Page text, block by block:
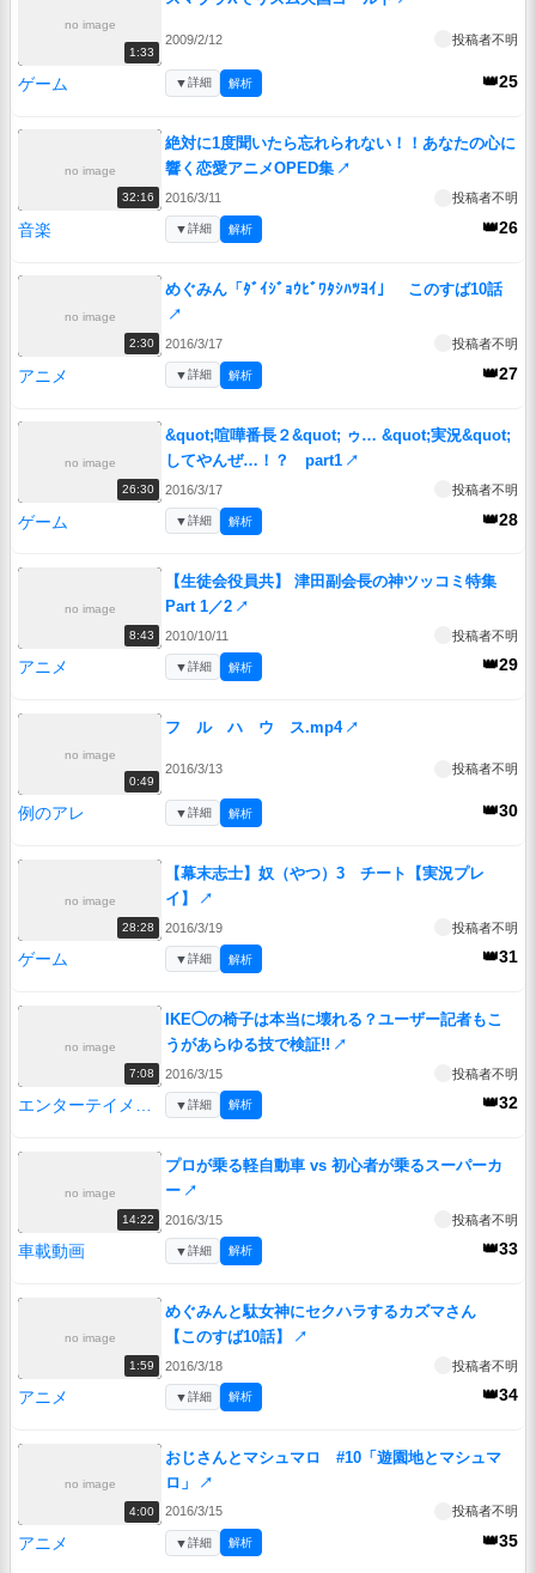
no image
1:33
2009/2/12 投稿者不明
ゲーム 👑25
▼詳細 解析
no image
32:16
絶対に1度聞いたら忘れられない！！あなたの心に
響く恋愛アニメOPED集 ↗
2016/3/11 投稿者不明
音楽 👑26
▼詳細 解析
no image
2:30
めぐみん「ﾀﾞｲｼﾞｮｳﾋﾞﾜﾀｼﾊﾂﾖｲ」 このすば10話
↗
2016/3/17 投稿者不明
アニメ 👑27
▼詳細 解析
no image
26:30
&quot;喧嘩番長２&quot; ゥ… &quot;実況&quot;
してやんぜ…！？ part1 ↗
2016/3/17 投稿者不明
ゲーム 👑28
▼詳細 解析
no image
8:43
【生徒会役員共】 津田副会長の神ツッコミ特集
Part 1／2 ↗
2010/10/11 投稿者不明
アニメ 👑29
▼詳細 解析
no image
0:49
フ ル ハ ウ ス.mp4 ↗
2016/3/13 投稿者不明
例のアレ 👑30
▼詳細 解析
no image
28:28
【幕末志士】奴（やつ）3 チート【実況プレ
イ】
↗
2016/3/19 投稿者不明
ゲーム 👑31
▼詳細 解析
no image
7:08
IKE◯の椅子は本当に壊れる？ユーザー記者もこ
うがあらゆる技で検証!! ↗
2016/3/15 投稿者不明
エンターテイメント 👑32
▼詳細 解析
no image
14:22
プロが乗る軽自動車 vs 初心者が乗るスーパーカ
ー ↗
2016/3/15 投稿者不明
車載動画 👑33
▼詳細 解析
no image
1:59
めぐみんと駄女神にセクハラするカズマさん
【このすば10話】
↗
2016/3/18 投稿者不明
アニメ 👑34
▼詳細 解析
no image
4:00
おじさんとマシュマロ #10「遊園地とマシュマ
ロ」
↗
2016/3/15 投稿者不明
アニメ 👑35
▼詳細 解析